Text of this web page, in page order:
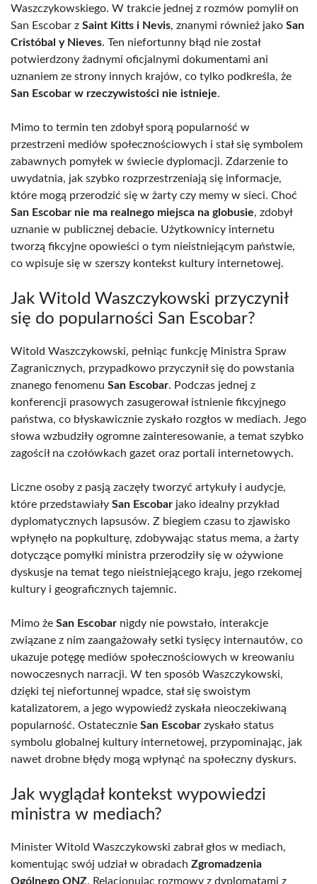
Waszczykowskiego. W trakcie jednej z rozmów pomylił on
San Escobar z Saint Kitts i Nevis, znanymi również jako San
Cristóbal y Nieves. Ten niefortunny błąd nie został
potwierdzony żadnymi oficjalnymi dokumentami ani
uznaniem ze strony innych krajów, co tylko podkreśla, że
San Escobar w rzeczywistości nie istnieje.
Mimo to termin ten zdobył sporą popularność w
przestrzeni mediów społecznościowych i stał się symbolem
zabawnych pomyłek w świecie dyplomacji. Zdarzenie to
uwydatnia, jak szybko rozprzestrzeniają się informacje,
które mogą przerodzić się w żarty czy memy w sieci. Choć
San Escobar nie ma realnego miejsca na globusie, zdobył
uznanie w publicznej debacie. Użytkownicy internetu
tworzą fikcyjne opowieści o tym nieistniejącym państwie,
co wpisuje się w szerszy kontekst kultury internetowej.
Jak Witold Waszczykowski przyczynił
się do popularności San Escobar?
Witold Waszczykowski, pełniąc funkcję Ministra Spraw
Zagranicznych, przypadkowo przyczynił się do powstania
znanego fenomenu San Escobar. Podczas jednej z
konferencji prasowych zasugerował istnienie fikcyjnego
państwa, co błyskawicznie zyskało rozgłos w mediach. Jego
słowa wzbudziły ogromne zainteresowanie, a temat szybko
zagościł na czołówkach gazet oraz portali internetowych.
Liczne osoby z pasją zaczęły tworzyć artykuły i audycje,
które przedstawiały San Escobar jako idealny przykład
dyplomatycznych lapsusów. Z biegiem czasu to zjawisko
wpłynęło na popkulturę, zdobywając status mema, a żarty
dotyczące pomyłki ministra przerodziły się w ożywione
dyskusje na temat tego nieistniejącego kraju, jego rzekomej
kultury i geograficznych tajemnic.
Mimo że San Escobar nigdy nie powstało, interakcje
związane z nim zaangażowały setki tysięcy internautów, co
ukazuje potęgę mediów społecznościowych w kreowaniu
nowoczesnych narracji. W ten sposób Waszczykowski,
dzięki tej niefortunnej wpadce, stał się swoistym
katalizatorem, a jego wypowiedź zyskała nieoczekiwaną
popularność. Ostatecznie San Escobar zyskało status
symbolu globalnej kultury internetowej, przypominając, jak
nawet drobne błędy mogą wpłynąć na społeczny dyskurs.
Jak wyglądał kontekst wypowiedzi
ministra w mediach?
Minister Witold Waszczykowski zabrał głos w mediach,
komentując swój udział w obradach Zgromadzenia
Ogólnego ONZ. Relacjonując rozmowy z dyplomatami z